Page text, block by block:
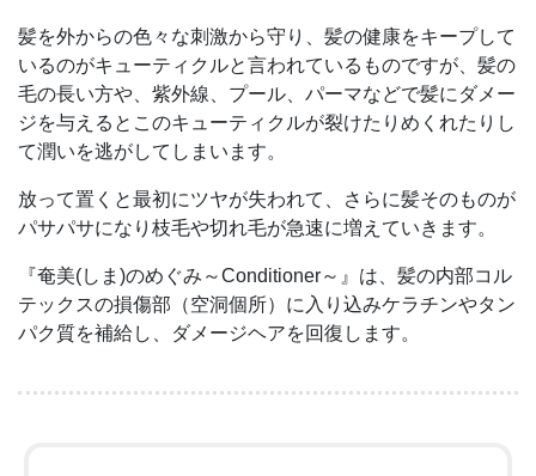
髪を外からの色々な刺激から守り、髪の健康をキープして
いるのがキューティクルと言われているものですが、髪の
毛の長い方や、紫外線、プール、パーマなどで髪にダメー
ジを与えるとこのキューティクルが裂けたりめくれたりし
て潤いを逃がしてしまいます。
放って置くと最初にツヤが失われて、さらに髪そのものが
パサパサになり枝毛や切れ毛が急速に増えていきます。
『奄美(しま)のめぐみ～Conditioner～』は、髪の内部コル
テックスの損傷部（空洞個所）に入り込みケラチンやタン
パク質を補給し、ダメージヘアを回復します。